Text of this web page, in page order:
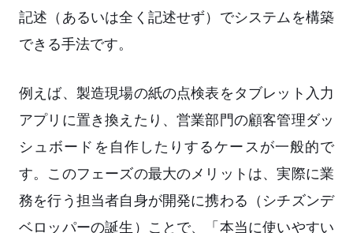
記述（あるいは全く記述せず）でシステムを構築
できる手法です。
例えば、製造現場の紙の点検表をタブレット入力
アプリに置き換えたり、営業部門の顧客管理ダッ
シュボードを自作したりするケースが一般的で
す。このフェーズの最大のメリットは、実際に業
務を行う担当者自身が開発に携わる（シチズンデ
ベロッパーの誕生）ことで、「本当に使いやすい